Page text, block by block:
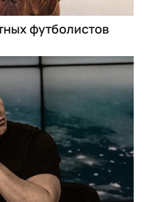
футболистов